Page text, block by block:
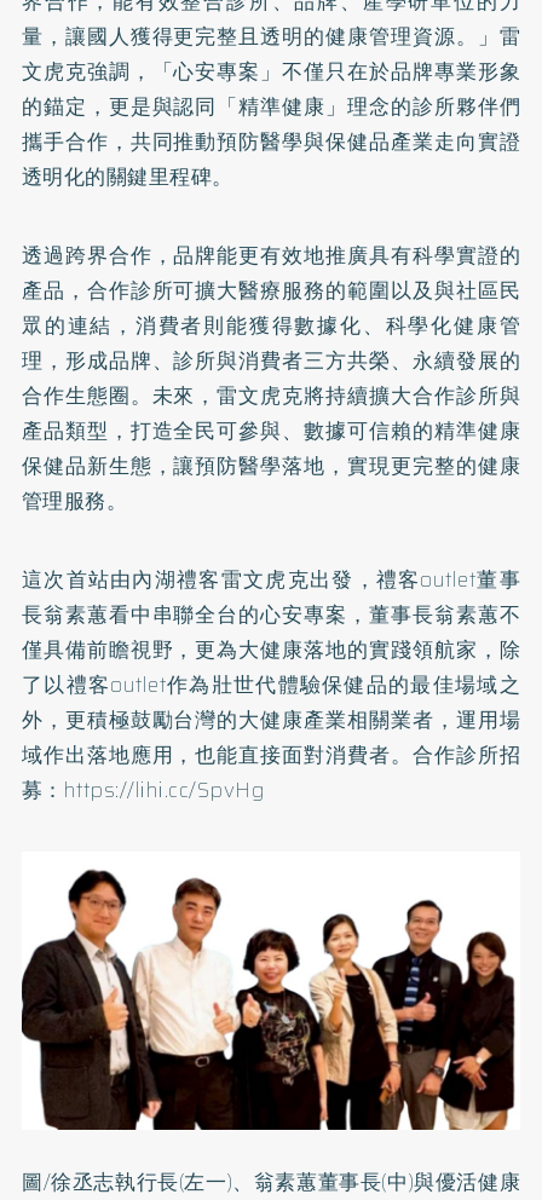
量，讓國人獲得更完整且透明的健康管理資源。」雷
文虎克強調，「心安專案」不僅只在於品牌專業形象
的錨定，更是與認同「精準健康」理念的診所夥伴們
攜手合作，共同推動預防醫學與保健品產業走向實證
透明化的關鍵里程碑。
透過跨界合作，品牌能更有效地推廣具有科學實證的
產品，合作診所可擴大醫療服務的範圍以及與社區民
眾的連結，消費者則能獲得數據化、科學化健康管
理，形成品牌、診所與消費者三方共榮、永續發展的
合作生態圈。未來，雷文虎克將持續擴大合作診所與
產品類型，打造全民可參與、數據可信賴的精準健康
保健品新生態，讓預防醫學落地，實現更完整的健康
管理服務。
這次首站由內湖禮客雷文虎克出發，禮客outlet董事
長翁素蕙看中串聯全台的心安專案，董事長翁素蕙不
僅具備前瞻視野，更為大健康落地的實踐領航家，除
了以禮客outlet作為壯世代體驗保健品的最佳場域之
外，更積極鼓勵台灣的大健康產業相關業者，運用場
域作出落地應用，也能直接面對消費者。合作診所招
募： https://lihi.cc/SpvHg
圖/徐丞志執行長(左一)、翁素蕙董事長(中)與優活健康